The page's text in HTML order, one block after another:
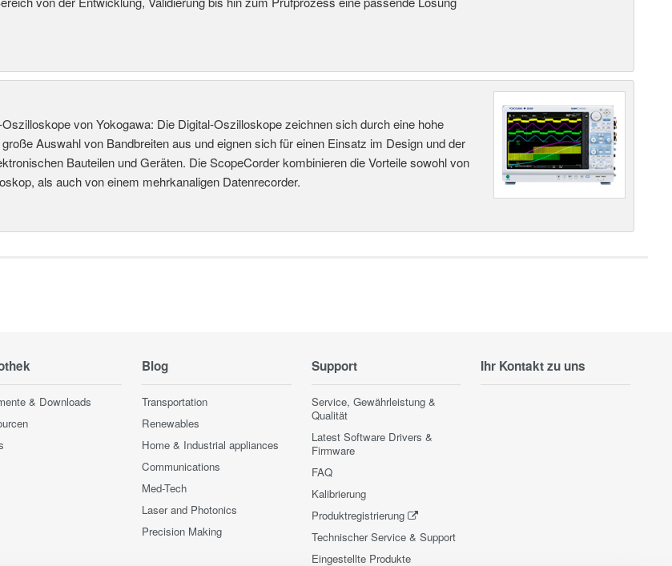
von Yokogawa: Die Digital-Oszilloskope zeichnen sich durch eine hohe
Auswahl von Bandbreiten aus und eignen sich für einen Einsatz im Design und der
Bauteilen und Geräten. Die ScopeCorder kombinieren die Vorteile sowohl von
als auch von einem mehrkanaligen Datenrecorder.
& Downloads
Blog
Transportation
Renewables
Home & Industrial appliances
Communications
Med-Tech
Laser and Photonics
Precision Making
Support
Service, Gewährleistung &
Qualität
Latest Software Drivers &
Firmware
FAQ
Kalibrierung
Produktregistrierung
Technischer Service & Support
Eingestellte Produkte
Ihr Kontakt zu uns